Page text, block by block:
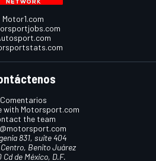
Motor1.com
Comentarios
with Motorsport.com
the team
831, suite 404
Centro, Benito Juárez
Cd de México, D.F.